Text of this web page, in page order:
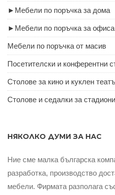
► Мебели по поръчка за дома
► Мебели по поръчка за офиса
Мебели по поръчка от масив
Посетителски и конферентни
Столове за кино и куклен
Столове и седалки за
НЯКОЛКО ДУМИ ЗА НАС
Ние сме малка българска
разработка, производство
мебели. Фирмата разполага